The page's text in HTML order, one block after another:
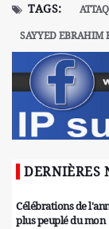
TAGS:
SAYYED EBRAHIM
DERNIÈRES
Célébrations de
plus peuplé du mon